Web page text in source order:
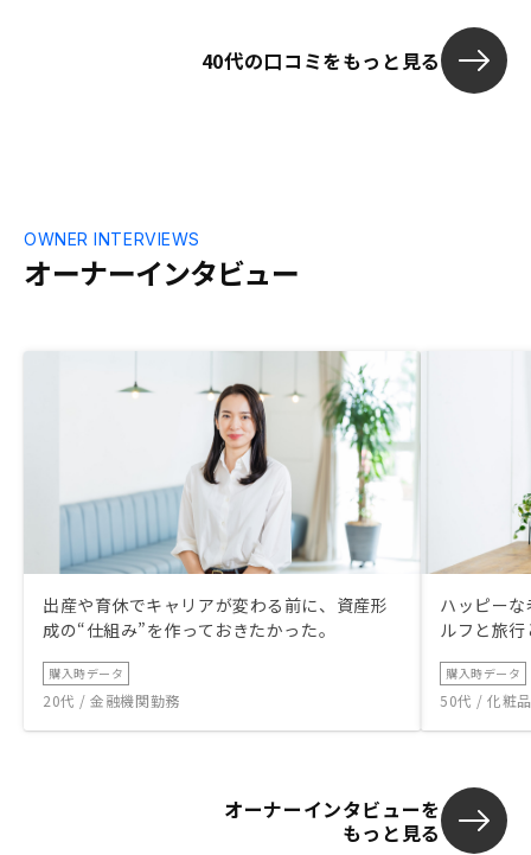
40代の口コミをもっと見る
オーナーインタビュー
OWNER INTERVIEWS
出産や育休でキャリアが変わる前に、資産形
成の“仕組み”を作っておきたかった。
購入時データ
20代 / 金融機関勤務
ハッピー
ルフと旅
購入時データ
50代 / 化粧
オーナーインタビューを
もっと見る